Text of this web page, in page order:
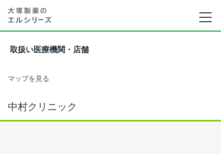
取扱い医療機関・店舗
マップを見る
中村クリニック